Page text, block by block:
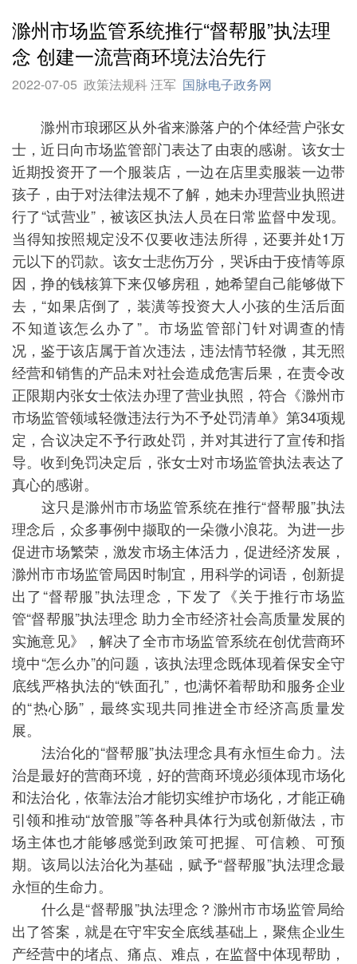
滁州市场监管系统推行“督帮服”执法理
念 创建一流营商环境法治先行
2022-07-05 政策法规科 汪军 国脉电子政务网
滁州市琅琊区从外省来滁落户的个体经营户张女
士，近日向市场监管部门表达了由衷的感谢。该女士
近期投资开了一个服装店，一边在店里卖服装一边带
孩子，由于对法律法规不了解，她未办理营业执照进
行了“试营业”，被该区执法人员在日常监督中发现。
当得知按照规定没不仅要收违法所得，还要并处1万
元以下的罚款。该女士悲伤万分，哭诉由于疫情等原
因，挣的钱核算下来仅够房租，她希望自己能够做下
去，“如果店倒了，装潢等投资大人小孩的生活后面
不知道该怎么办了”。市场监管部门针对调查的情
况，鉴于该店属于首次违法，违法情节轻微，其无照
经营和销售的产品未对社会造成危害后果，在责令改
正限期内张女士依法办理了营业执照，符合《滁州市
市场监管领域轻微违法行为不予处罚清单》第34项规
定，合议决定不予行政处罚，并对其进行了宣传和指
导。收到免罚决定后，张女士对市场监管执法表达了
真心的感谢。
这只是滁州市市场监管系统在推行“督帮服”执法
理念后，众多事例中撷取的一朵微小浪花。为进一步
促进市场繁荣，激发市场主体活力，促进经济发展，
滁州市市场监管局因时制宜，用科学的词语，创新提
出了“督帮服”执法理念，下发了《关于推行市场监
管“督帮服”执法理念 助力全市经济社会高质量发展的
实施意见》，解决了全市市场监管系统在创优营商环
境中“怎么办”的问题，该执法理念既体现着保安全守
底线严格执法的“铁面孔”，也满怀着帮助和服务企业
的“热心肠”，最终实现共同推进全市经济高质量发
展。
法治化的“督帮服”执法理念具有永恒生命力。法
治是最好的营商环境，好的营商环境必须体现市场化
和法治化，依靠法治才能切实维护市场化，才能正确
引领和推动“放管服”等各种具体行为或创新做法，市
场主体也才能够感觉到政策可把握、可信赖、可预
期。该局以法治化为基础，赋予“督帮服”执法理念最
永恒的生命力。
什么是“督帮服”执法理念？滁州市市场监管局给
出了答案，就是在守牢安全底线基础上，聚焦企业生
产经营中的堵点、痛点、难点，在监督中体现帮助，